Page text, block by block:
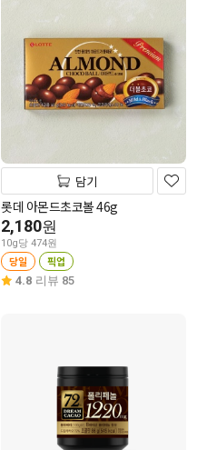
담기
롯데 아몬드초코볼 46g
2,180원
10g당 474원
당일 픽업
4.8 리뷰 85